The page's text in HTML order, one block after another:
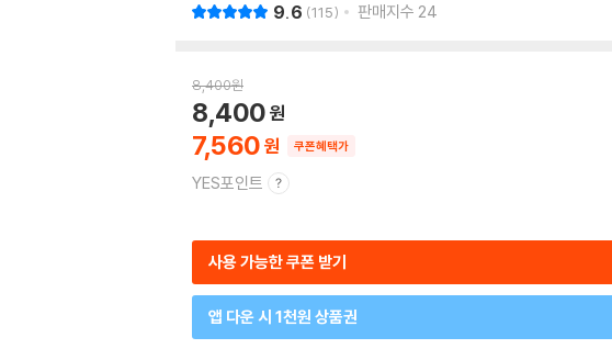
9.6 115 판매지수 24
8,400원
7,560
8,400
쿠폰혜택가
YES포인트
사용 가능한 쿠폰 받기
앱 다운 시 1천원 상품권